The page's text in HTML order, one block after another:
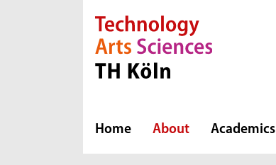
Direkt zur Hauptnavigation
Direkt zur Subnavigation
Direkt zum Inhalt
Direkt zum Fußbereich
Home About Academics